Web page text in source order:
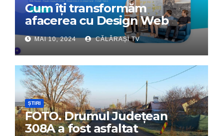
Cum îți transformăm
afacerea cu Design Web
Interactiv – Partenerul tău
digital de încredere
MAI 10, 2024 CĂLĂRAȘI TV
ȘTIRI
FOTO. Drumul Județean
308A a fost asfaltat